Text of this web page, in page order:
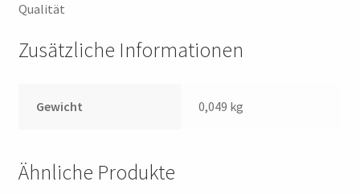
Qualität
Zusätzliche Informationen
Gewicht 0,049 kg
Ähnliche Produkte